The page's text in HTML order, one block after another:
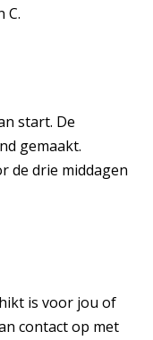
C.
start. De
gemaakt.
de drie middagen
is voor jou of
contact op met